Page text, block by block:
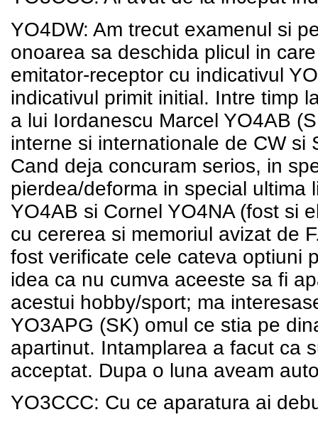
YO4DW: Am trecut examenul si
onoarea sa deschida plicul in
emitator-receptor cu indicativul
indicativul primit initial. Intre timp
a lui Iordanescu Marcel YO4AB
interne si internationale de CW
Cand deja concuram serios, in
pierdea/deforma in special ultima
YO4AB si Cornel YO4NA (fost si
cu cererea si memoriul avizat de
fost verificate cele cateva optiuni
idea ca nu cumva aceeste sa fi
acestui hobby/sport; ma
YO3APG (SK) omul ce stia pe
apartinut. Intamplarea a facut ca
acceptat. Dupa o luna aveam
YO3CCC: Cu ce aparatura ai